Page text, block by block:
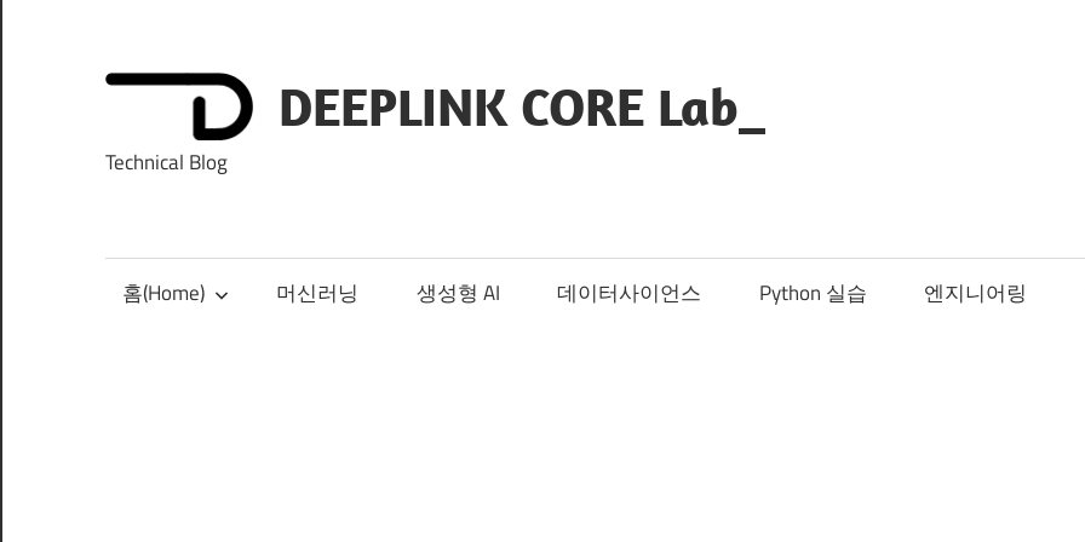
content
DEEPLINK CORE Lab_
Technical Blog
홈(Home) 머신러닝 생성형 AI 데이터사이언스 Python 실습 엔지니어링